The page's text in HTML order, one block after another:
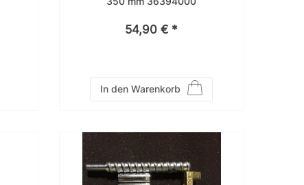
54,90 € *
In den Warenkorb